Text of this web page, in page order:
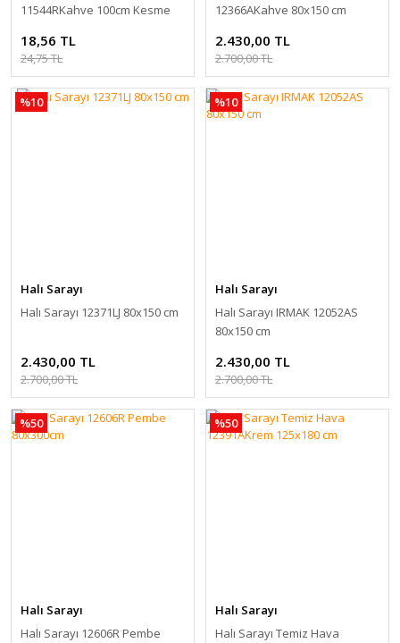
11544RKahve 100cm Kesme
18,56 TL
24,75 TL
12366AKahve 80x150 cm
2.430,00 TL
2.700,00 TL
%10
Halı Sarayı
Halı Sarayı 12371LJ 80x150 cm
2.430,00 TL
2.700,00 TL
%10
Halı Sarayı
Halı Sarayı IRMAK 12052AS
80x150 cm
2.430,00 TL
2.700,00 TL
%50
Halı Sarayı
Halı Sarayı 12606R Pembe
%50
Halı Sarayı
Halı Sarayı Temiz Hava